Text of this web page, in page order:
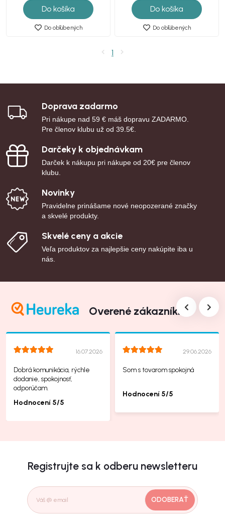
Do košíka
Do obľúbených
Do košíka
Do obľúbených
1
Doprava zadarmo
Pri nákupe nad 59 € máš dopravu ZADARMO.
Pre členov klubu už od 39.5€.
Darčeky k objednávkam
Darček k nákupu pri nákupe od 20€ pre členov
klubu.
Novinky
Pravidelne prinášame nové neopozerané značky
a skvelé produkty.
Skvelé ceny a akcie
Veľa produktov za najlepšie ceny nakúpite iba u
nás.
Overené zákazníkmi
16.07.2026
Dobrá komunikácia, rýchle
dodanie, spokojnosť,
odporúčam.
Hodnocení 5/5
29.06.2026
Som s tovarom spokojná
Hodnocení 5/5
Registrujte sa k odberu newsletteru
ODOBERAŤ